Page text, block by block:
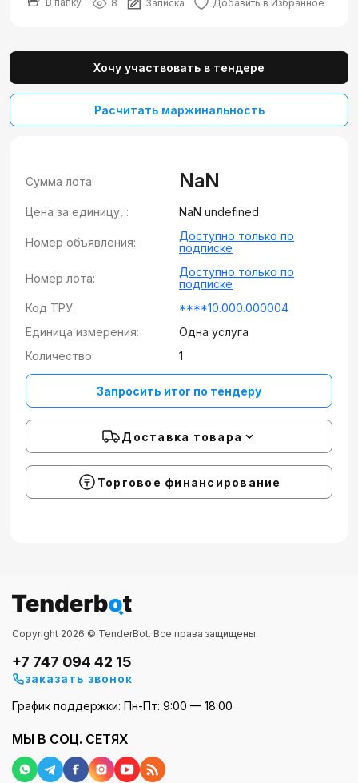
8 Записка Добавить в Избранное
Хочу участвовать в тендере
Расчитать маржинальность
Сумма лота: NaN
Цена за единицу, : NaN undefined
Номер объявления:
Доступно только по
подписке
Номер лота:
Доступно только по
подписке
Код ТРУ:
****10.000.000004
Единица измерения:
Одна услуга
Количество:
1
Запросить итог по тендеру
Доставка товара
Торговое финансирование
Copyright 2026 © TenderBot. Все права защищены.
+7 747 094 42 15
заказать звонок
График поддержки: Пн-Пт: 9:00 — 18:00
МЫ В СОЦ. СЕТЯХ